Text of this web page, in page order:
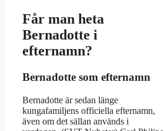
Får man heta
Bernadotte i
efternamn?
Bernadotte som efternamn
Bernadotte är sedan länge
kungafamiljens officiella efternamn,
även om det sällan används i